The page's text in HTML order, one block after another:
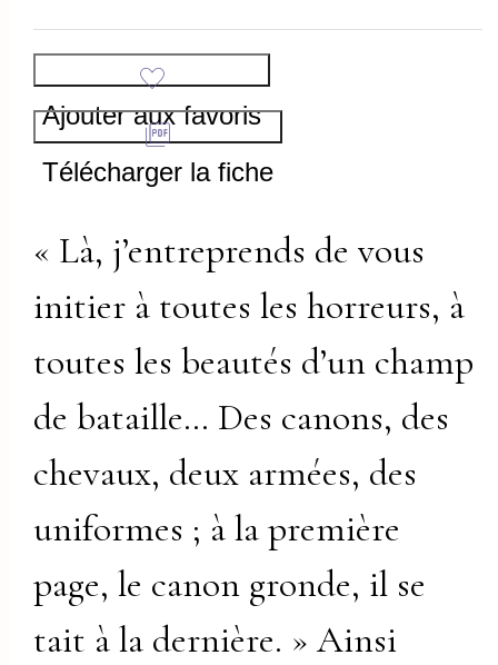
Ajouter aux favoris
Télécharger la fiche
« Là, j’entreprends de vous
initier à toutes les horreurs, à
toutes les beautés d’un champ
de bataille… Des canons, des
chevaux, deux armées, des
uniformes ; à la première
page, le canon gronde, il se
tait à la dernière. » Ainsi